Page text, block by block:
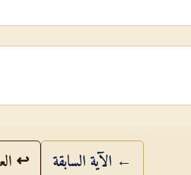
← الآية السابقة ↩